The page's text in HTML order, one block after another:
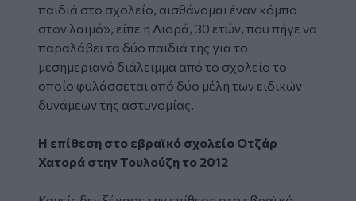
παιδιά στο σχολείο, αισθάνομαι έναν κόμπο
στον λαιμό», είπε η Λιορά, 30 ετών, που πήγε να
παραλάβει τα δύο παιδιά της για το
μεσημεριανό διάλειμμα από το σχολείο το
οποίο φυλάσσεται από δύο μέλη των ειδικών
δυνάμεων της αστυνομίας.
Η επίθεση στο εβραϊκό σχολείο Οτζάρ
Χατορά στην Τουλούζη το 2012